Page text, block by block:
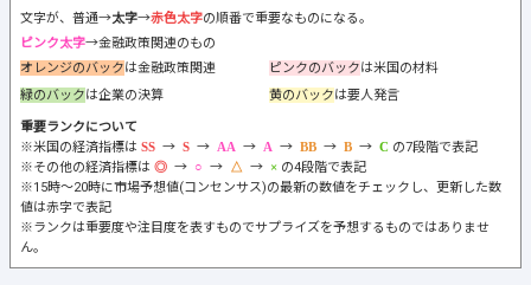
文字が、普通→太字→赤色太字の順番で重要なものになる。
ピンク太字→金融政策関連のもの
オレンジのバックは金融政策関連 ピンクのバックは米国の材料
緑のバックは企業の決算 黄のバックは要人発言
重要ランクについて
※米国の経済指標は
→ → → → → →
の7段階で表記
※その他の経済指標は
→ → →
の4段階で表記
※15時～20時に市場予想値(コンセンサス)の最新の数値をチェックし、更新した数
値は赤字で表記
※ランクは重要度や注目度を表すものでサプライズを予想するものではありませ
ん。